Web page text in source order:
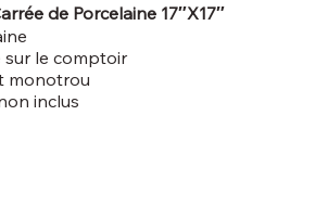
de Porcelaine 17″X17″
le comptoir
monotrou
inclus